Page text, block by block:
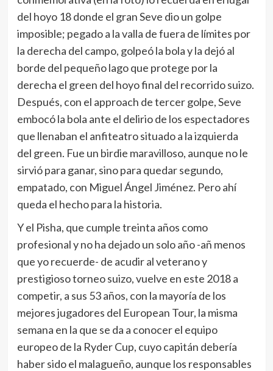
del hoyo 18 donde el gran Seve dio un golpe
imposible; pegado a la valla de fuera de límites por
la derecha del campo, golpeó la bola y la dejó al
borde del pequeño lago que protege por la
derecha el green del hoyo final del recorrido suizo.
Después, con el approach de tercer golpe, Seve
embocó la bola ante el delirio de los espectadores
que llenaban el anfiteatro situado a la izquierda
del green. Fue un birdie maravilloso, aunque no le
sirvió para ganar, sino para quedar segundo,
empatado, con Miguel Ángel Jiménez. Pero ahí
queda el hecho para la historia.
Y el Pisha, que cumple treinta años como
profesional y no ha dejado un solo año -añ menos
que yo recuerde- de acudir al veterano y
prestigioso torneo suizo, vuelve en este 2018 a
competir, a sus 53 años, con la mayoría de los
mejores jugadores del European Tour, la misma
semana en la que se da a conocer el equipo
europeo de la Ryder Cup, cuyo capitán debería
haber sido el malagueño, aunque los responsables